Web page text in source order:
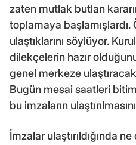
zaten mutlak butlan
toplamaya
ulaştıklarını söylüyor.
dilekçelerin hazır
genel merkeze
Bugün mesai saatleri
bu imzaların
İmzalar ulaştırıldığında